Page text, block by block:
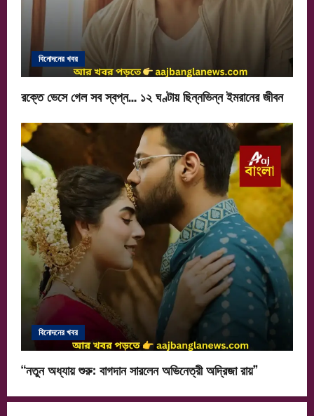
বিনোদনের খবর
রক্তে ভেসে গেল সব স্বপ্ন… ১২ ঘণ্টায় ছিন্নভিন্ন ইমরানের জীবন
বিনোদনের খবর
“নতুন অধ্যায় শুরু: বাগদান সারলেন অভিনেত্রী অদ্রিজা রায়”